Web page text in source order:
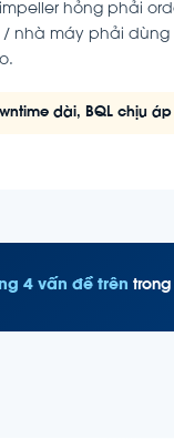
hỏng phải
nhà máy phải
dài, BQL chịu
4 vấn đề trên